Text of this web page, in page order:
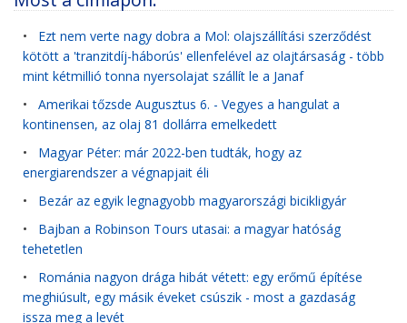
• Ezt nem verte nagy dobra a Mol: olajszállítási szerződést
kötött a 'tranzitdíj-háborús' ellenfelével az olajtársaság - több
mint kétmillió tonna nyersolajat szállít le a Janaf
• Amerikai tőzsde Augusztus 6. - Vegyes a hangulat a
kontinensen, az olaj 81 dollárra emelkedett
• Magyar Péter: már 2022-ben tudták, hogy az
energiarendszer a végnapjait éli
• Bezár az egyik legnagyobb magyarországi bicikligyár
• Bajban a Robinson Tours utasai: a magyar hatóság
tehetetlen
• Románia nagyon drága hibát vétett: egy erőmű építése
meghiúsult, egy másik éveket csúszik - most a gazdaság
issza meg a levét